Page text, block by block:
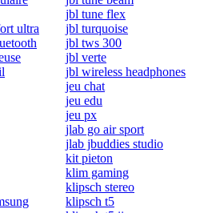
ultra
jbl tune flex
jbl turquoise
jbl tws 300
jbl verte
jbl wireless headphones
jeu chat
jeu edu
jeu px
jlab go air sport
jlab jbuddies studio
kit pieton
klim gaming
klipsch stereo
klipsch t5